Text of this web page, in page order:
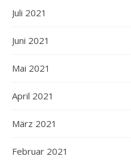
Juli 2021
Juni 2021
Mai 2021
April 2021
März 2021
Februar 2021